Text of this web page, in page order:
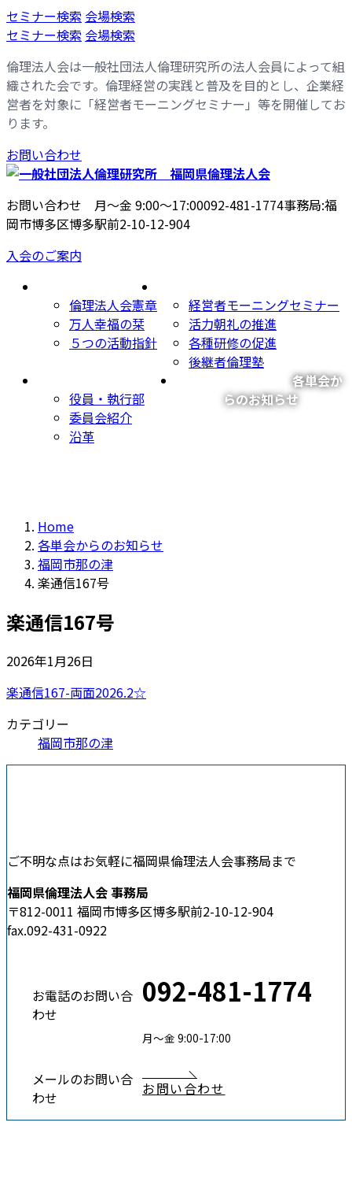
コ
ン
ン
ツ
へ
ス
キ
ッ
ナ
ビ
ー
シ
ョ
ン
に
移
セミナー検索 会場検索
セミナー検索 会場検索
倫理法人会は一般社団法人倫理研究所の法人会員によって組
織された会です。倫理経営の実践と普及を目的とし、企業経
営者を対象に「経営者モーニングセミナー」等を開催してお
ります。
お問い合わせ
お問い合わせ 月〜金 9:00〜17:00092-481-1774事務局:福
岡市博多区博多駅前2-10-12-904
入会のご案内
倫理法人会憲章
万人幸福の栞
５つの活動指針
経営者モーニングセミナー
活力朝礼の推進
各種研修の促進
後継者倫理塾
福岡県倫理法人会の紹介
役員・執行部
委員会紹介
沿革
各単会か
らのお知らせ
Home
各単会からのお知らせ
福岡市那の津
楽通信167号
楽通信167号
2026年1月26日
楽通信167-両面2026.2☆
カテゴリー
福岡市那の津
ご不明な点はお気軽に福岡県倫理法人会事務局まで
福岡県倫理法人会 事務局
〒812-0011 福岡市博多区博多駅前2-10-12-904
fax.092-431-0922
お電話のお問い合
わせ
092-481-1774
月〜金 9:00-17:00
メールのお問い合
わせ
お問い合わせ